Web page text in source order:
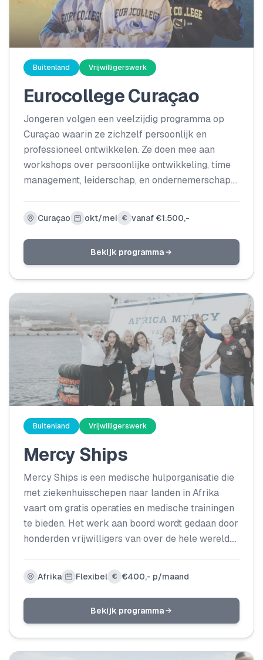
Buitenland Vrijwilligerswerk
Eurocollege Curaçao
Jongeren volgen een veelzijdig programma op
Curaçao waarin ze zichzelf persoonlijk en
professioneel ontwikkelen. Ze doen mee aan
workshops over persoonlijke ontwikkeling, time
management, leiderschap, en ondernemerschap.
ervaring op te doen door samen te werken met
lokale bedrijven, vrijwilligerswerk te doen en
projecten uit te voeren. Het is speciaal gericht op
ambitieuze jongeren die twijfelen over hun
Curaçao okt/mei € vanaf €1.500,-
Bekijk programma
Buitenland Vrijwilligerswerk
Mercy Ships
Mercy Ships is een medische hulporganisatie die
met ziekenhuisschepen naar landen in Afrika
vaart om gratis operaties en medische trainingen
te bieden. Het werk aan boord wordt gedaan door
honderden vrijwilligers van over de hele wereld.
hebben om aan boord te gaan. In deze unieke
omgeving kun je jezelf op persoonlijk en
professioneel vlak ontwikkelen en nieuwe dingen
over jezelf leren.
Afrika Flexibel € €400,- p/maand
Bekijk programma